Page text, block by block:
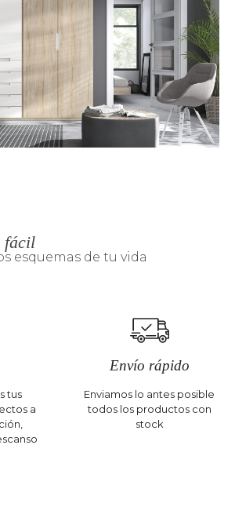
fácil
esquemas de tu vida
tus
a
Envío rápido
Enviamos lo antes posible
todos los productos con
stock